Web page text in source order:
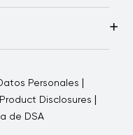
Royal Prestige
Blogs -
Personales |
Disclosures |
de DSA